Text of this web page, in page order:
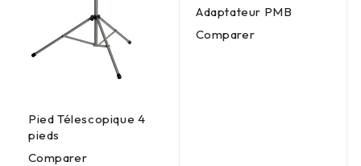
Pied Télescopique 4
pieds
Comparer
Adaptateur PMB
Comparer